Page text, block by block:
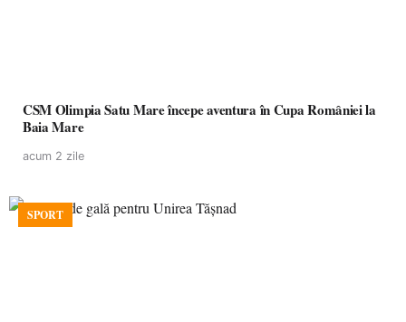
CSM Olimpia Satu Mare începe aventura în Cupa României la
Baia Mare
acum 2 zile
SPORT